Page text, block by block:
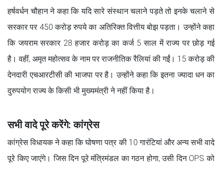
हर्षवर्धन चौहान ने कहा कि यदि सारे संस्थान चलाने पड़ते तो इनके चलाने से
सरकार पर 450 करोड़ रुपये का अतिरिक्त वित्तीय बोझ पड़ता। उन्होंने कहा
कि जयराम सरकार 28 हजार करोड़ का कर्ज 5 साल में राज्य पर छोड़ गई
है। वहीं, अमृत महोत्सव के नाम पर राजनीतिक रैलियां की गईं। 15 करोड़ की
देनदारी एचआरटीसी की भाजपा पर है। उन्होंने कहा कि इतना ज्यादा धन का
दुरुपयोग राज्य के किसी भी मुख्यमंत्री ने नहीं किया है।
सभी वादे पूरे करेंगे: कांग्रेस
कांग्रेस विधायक ने कहा कि घोषणा पत्र की 10 गारंटियां और अन्य सभी वादे
पूरे किए जाएंगे। जिस दिन पूरे मंत्रिमंडल का गठन होगा, उसी दिन OPS को